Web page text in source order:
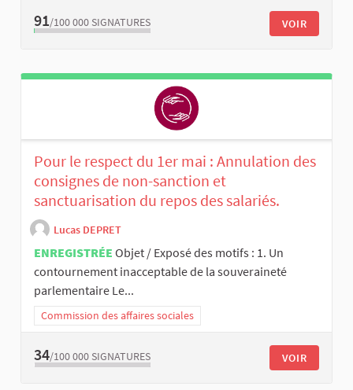
91/100 000 SIGNATURES VOIR
Pour le respect du 1er mai : Annulation des
consignes de non-sanction et
sanctuarisation du repos des salariés.
Lucas DEPRET
ENREGISTRÉE Objet / Exposé des motifs : 1. Un
contournement inacceptable de la souveraineté
parlementaire Le...
Commission des affaires sociales
34/100 000 SIGNATURES VOIR